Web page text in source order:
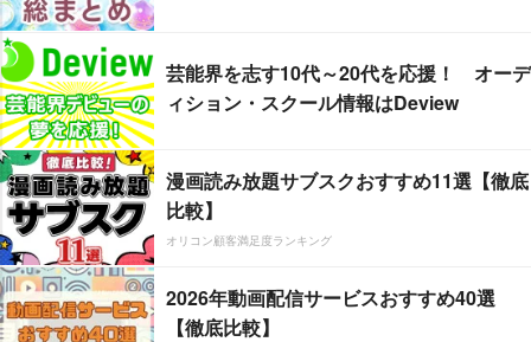
芸能界を志す10代～20代を応援！ オーデ
ィション・スクール情報はDeview
漫画読み放題サブスクおすすめ11選【徹底
比較】
オリコン顧客満足度ランキング
2026年動画配信サービスおすすめ40選
【徹底比較】